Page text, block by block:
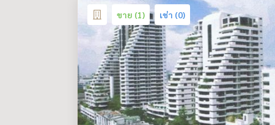
ขาย (1) เช่า (0)